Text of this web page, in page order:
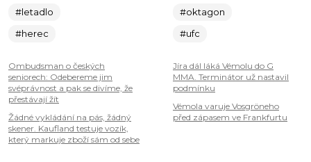
#letadlo
#herec
Ombudsman o českých
seniorech: Odebereme jim
svéprávnost a pak se divíme, že
přestávají žít
Žádné vykládání na pás, žádný
skener. Kaufland testuje vozík,
který markuje zboží sám od sebe
#oktagon
#ufc
Jíra dál láká Vémolu do G
MMA. Terminátor už nastavil
podmínku
Vémola varuje Vosgröneho
před zápasem ve Frankfurtu